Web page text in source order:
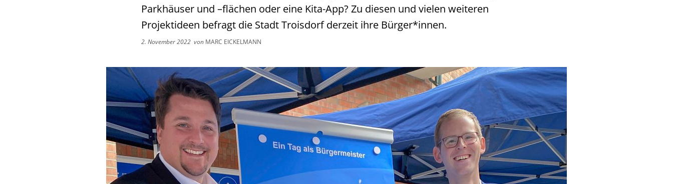
Parkhäuser und –flächen oder eine Kita-App? Zu diesen und vielen weiteren
Projektideen befragt die Stadt Troisdorf derzeit ihre Bürger*innen.
2. November 2022 von MARC EICKELMANN